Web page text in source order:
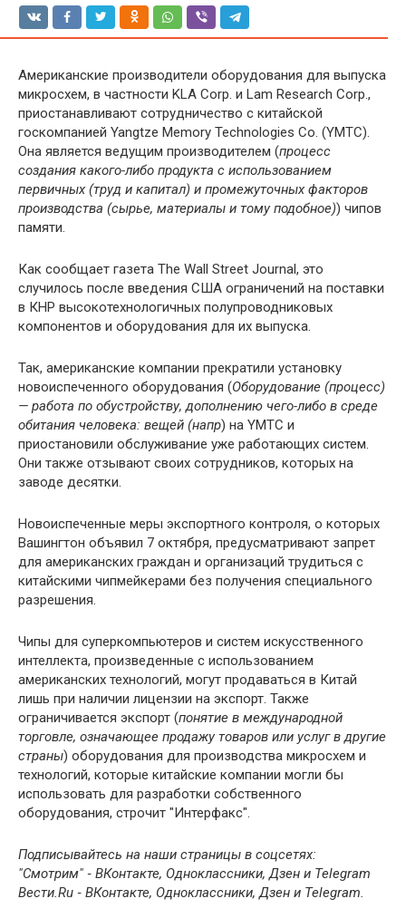
Американские производители оборудования для выпуска
микросхем, в частности KLA Corp. и Lam Research Corp.,
приостанавливают сотрудничество с китайской
госкомпанией Yangtze Memory Technologies Co. (YMTC).
Она является ведущим производителем (процесс
создания какого-либо продукта с использованием
первичных (труд и капитал) и промежуточных факторов
производства (сырье, материалы и тому подобное)) чипов
памяти.
Как сообщает газета The Wall Street Journal, это
случилось после введения США ограничений на поставки
в КНР высокотехнологичных полупроводниковых
компонентов и оборудования для их выпуска.
Так, американские компании прекратили установку
новоиспеченного оборудования (Оборудование (процесс)
— работа по обустройству, дополнению чего-либо в среде
обитания человека: вещей (напр) на YMTC и
приостановили обслуживание уже работающих систем.
Они также отзывают своих сотрудников, которых на
заводе десятки.
Новоиспеченные меры экспортного контроля, о которых
Вашингтон объявил 7 октября, предусматривают запрет
для американских граждан и организаций трудиться с
китайскими чипмейкерами без получения специального
разрешения.
Чипы для суперкомпьютеров и систем искусственного
интеллекта, произведенные с использованием
американских технологий, могут продаваться в Китай
лишь при наличии лицензии на экспорт. Также
ограничивается экспорт (понятие в международной
торговле, означающее продажу товаров или услуг в другие
страны) оборудования для производства микросхем и
технологий, которые китайские компании могли бы
использовать для разработки собственного
оборудования, строчит "Интерфакс".
Подписывайтесь на наши страницы в соцсетях:
"Смотрим" ‐ ВКонтакте, Одноклассники, Дзен и Telegram
Вести.Ru ‐ ВКонтакте, Одноклассники, Дзен и Telegram.